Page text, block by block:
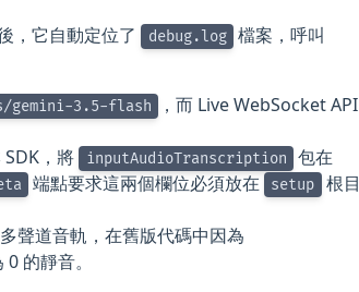
，它自動定位了 debug.log 檔案，呼叫
gemini-3.5-flash
，而 Live WebSocket API
SDK，將 inputAudioTranscription 包在
端點要求這兩個欄位必須放在 setup 根目
聲道音軌，在舊版代碼中因為
的靜音。